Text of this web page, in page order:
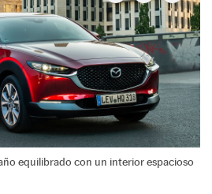
equilibrado con un interior espacioso